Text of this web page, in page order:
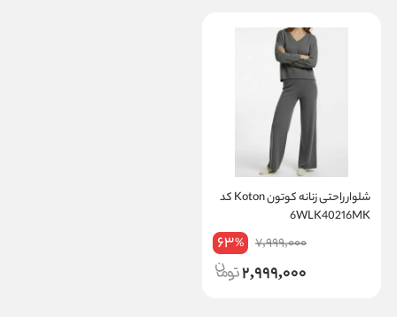
شلوار راحتی زنانه کوتون Koton کد
6WLK40216MK
7,999,000
63%
2,999,000